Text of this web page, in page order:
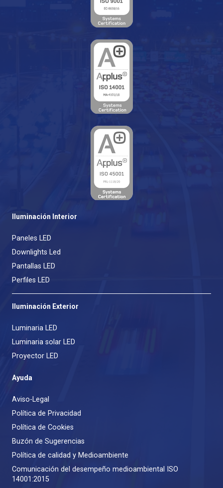
Iluminación Interior
Paneles LED
Downlights Led
Pantallas LED
Perfiles LED
Iluminación Exterior
Luminaria LED
Luminaria solar LED
Proyector LED
Ayuda
Aviso-Legal
Política de Privacidad
Política de Cookies
Buzón de Sugerencias
Política de calidad y Medioambiente
Comunicación del desempeño medioambiental ISO
14001:2015